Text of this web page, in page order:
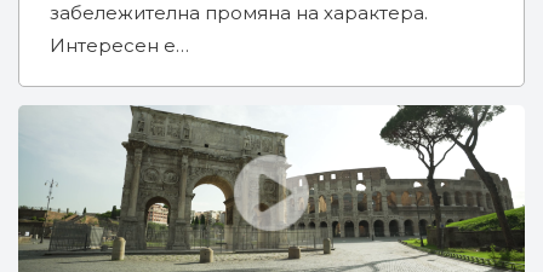
забележителна промяна на характера.
Интересен е…